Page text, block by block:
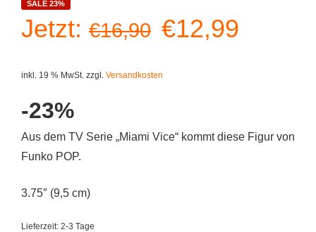
SALE 23%
Jetzt: €16,90
Preis
€16,90
€12,99
inkl. 19 % MwSt. zzgl. Versandkosten
-23%
Aus dem TV Serie „Miami Vice“ kommt diese Figur von
Funko POP.
3.75″ (9,5 cm)
Lieferzeit: 2-3 Tage